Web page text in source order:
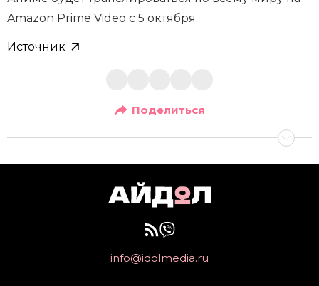
Amazon Prime Video с 5 октября.
Источник
Поделиться
info@idolmedia.ru